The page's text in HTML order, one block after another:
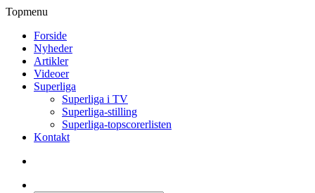
Topmenu
Forside
Nyheder
Artikler
Videoer
Superliga
Superliga i TV
Superliga-stilling
Superliga-topscorerlisten
Kontakt